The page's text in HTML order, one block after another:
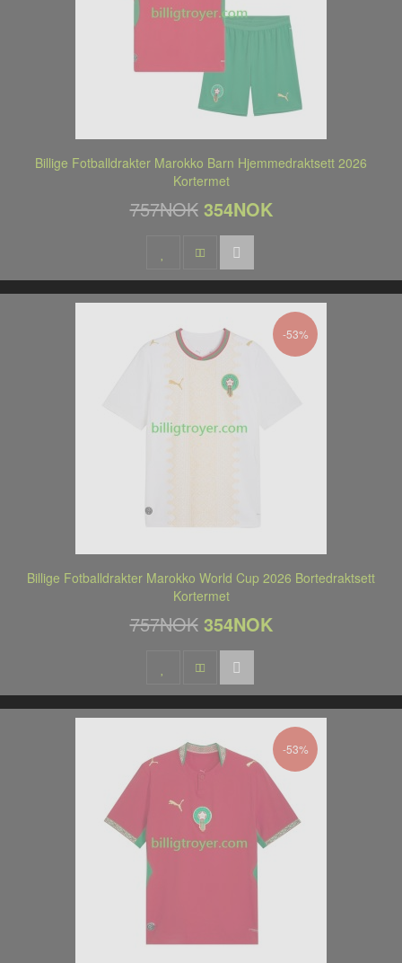
Billige Fotballdrakter Marokko Barn Hjemmedraktsett 2026
Kortermet
757NOK 354NOK
-53%
Billige Fotballdrakter Marokko World Cup 2026 Bortedraktsett
Kortermet
757NOK 354NOK
-53%